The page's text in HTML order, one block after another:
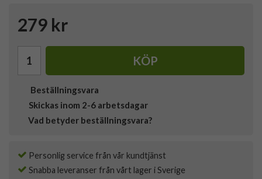
279 kr
KÖP
Beställningsvara
Skickas inom 2-6 arbetsdagar
Vad betyder beställningsvara?
Personlig service från vår kundtjänst
Snabba leveranser från vårt lager i Sverige